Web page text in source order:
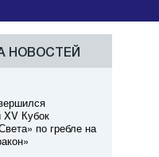
НОВОСТЕЙ
Кубок
по гребле на